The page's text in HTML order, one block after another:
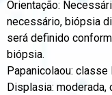
Orientação:
necessário, biópsia
será definido
biópsia.
Papanicolaou: classe
Displasia: moderada,